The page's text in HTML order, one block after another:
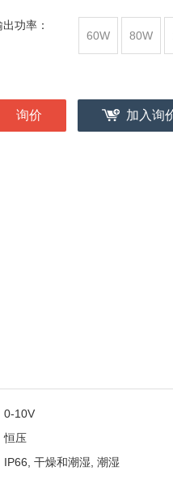
出功率：
60W
80W
询价 加入询
0-10V
恒压
IP66, 干燥和潮湿, 潮湿